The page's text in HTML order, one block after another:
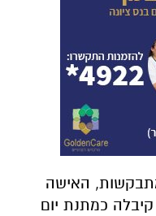
האישה
כמתנת יום